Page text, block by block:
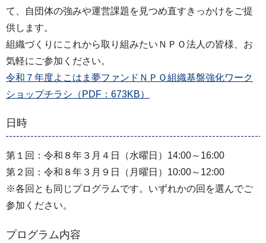
て、自団体の強みや運営課題を見つめ直すきっかけをご提
供します。
組織づくりにこれから取り組みたいＮＰＯ法人の皆様、お
気軽にご参加ください。
令和７年度よこはま夢ファンドＮＰＯ組織基盤強化ワーク
ショップチラシ（PDF：673KB）
日時
第１回：令和８年３月４日（水曜日）14:00～16:00
第２回：令和８年３月９日（月曜日）10:00～12:00
※各回とも同じプログラムです。いずれかの回を選んでご
参加ください。
プログラム内容